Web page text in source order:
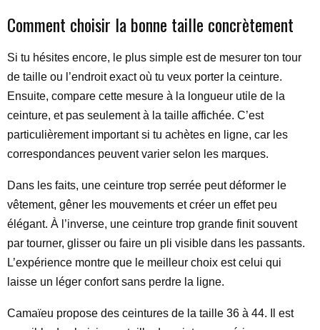
Comment choisir la bonne taille concrètement
Si tu hésites encore, le plus simple est de mesurer ton tour
de taille ou l’endroit exact où tu veux porter la ceinture.
Ensuite, compare cette mesure à la longueur utile de la
ceinture, et pas seulement à la taille affichée. C’est
particulièrement important si tu achètes en ligne, car les
correspondances peuvent varier selon les marques.
Dans les faits, une ceinture trop serrée peut déformer le
vêtement, gêner les mouvements et créer un effet peu
élégant. À l’inverse, une ceinture trop grande finit souvent
par tourner, glisser ou faire un pli visible dans les passants.
L’expérience montre que le meilleur choix est celui qui
laisse un léger confort sans perdre la ligne.
Camaïeu propose des ceintures de la taille 36 à 44. Il est